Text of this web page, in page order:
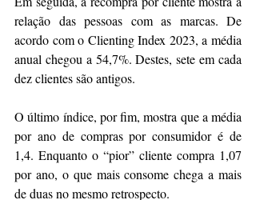
relação das pessoas com as marcas. De
acordo com o Clienting Index 2023, a média
anual chegou a 54,7%. Destes, sete em cada
dez clientes são antigos.
O último índice, por fim, mostra que a média
por ano de compras por consumidor é de
1,4. Enquanto o “pior” cliente compra 1,07
por ano, o que mais consome chega a mais
de duas no mesmo retrospecto.